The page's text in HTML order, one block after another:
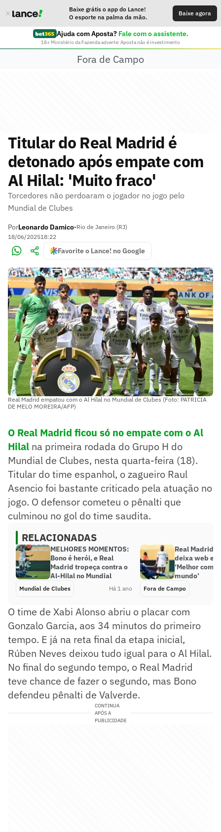
Baixe grátis o app do Lance!
O esporte na palma da mão.
Baixe agora
Ajuda com Aposta? Fale com o assistente.
18+ Ministério da Fazenda adverte: Aposta não é investimento
Fora de Campo
Titular do Real Madrid é
detonado após empate com
Al Hilal: 'Muito fraco'
Torcedores não perdoaram o jogador no jogo pelo
Mundial de Clubes
PorLeonardo Damico•Rio de Janeiro (RJ)
18/06/202518:22
Favorite o Lance! no Google
Real Madrid empatou com o Al Hilal no Mundial de Clubes (Foto: PATRICIA
DE MELO MOREIRA/AFP)
O Real Madrid ficou só no empate com o Al
Hilal na primeira rodada do Grupo H do
Mundial de Clubes, nesta quarta-feira (18).
Titular do time espanhol, o zagueiro Raul
Asencio foi bastante criticado pela atuação no
jogo. O defensor cometeu o pênalti que
culminou no gol do time saudita.
RELACIONADAS
MELHORES MOMENTOS:
Bono é herói, e Real
Madrid tropeça contra o
Al-Hilal no Mundial
Mundial de Clubes Há 1 ano
Real Madrid
deixa web
‘Melhor
mundo’
Fora de Campo
O time de Xabi Alonso abriu o placar com
Gonzalo Garcia, aos 34 minutos do primeiro
tempo. E já na reta final da etapa inicial,
Rúben Neves deixou tudo igual para o Al Hilal.
No final do segundo tempo, o Real Madrid
teve chance de fazer o segundo, mas Bono
defendeu pênalti de Valverde.
CONTINUA
APÓS A
PUBLICIDADE